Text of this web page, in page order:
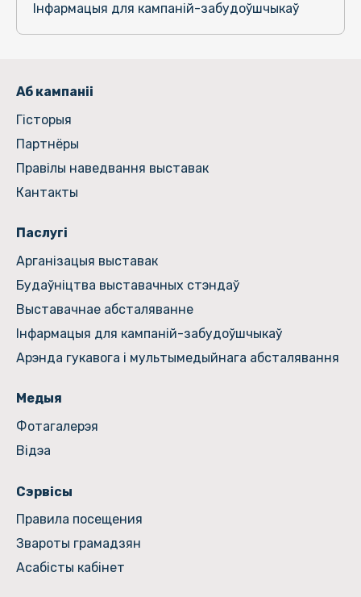
Інфармацыя для кампаній-забудоўшчыкаў
Аб кампаніі
Гiсторыя
Партнёры
Правілы наведвання выставак
Кантакты
Паслугі
Арганізацыя выставак
Будаўніцтва выставачных стэндаў
Выставачнае абсталяванне
Інфармацыя для кампаній-забудоўшчыкаў
Арэнда гукавога і мультымедыйнага абсталявання
Медыя
Фотагалерэя
Відэа
Сэрвісы
Правила посещения
Звароты грамадзян
Асабісты кабінет